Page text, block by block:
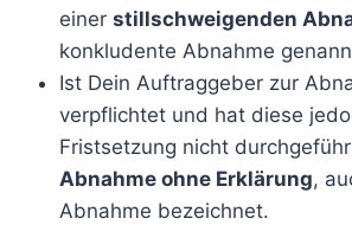
einer stillschweigenden
konkludente Abnahme
Ist Dein Auftraggeber zur
verpflichtet und hat diese
Fristsetzung nicht
Abnahme ohne Erklärung,
Abnahme bezeichnet.